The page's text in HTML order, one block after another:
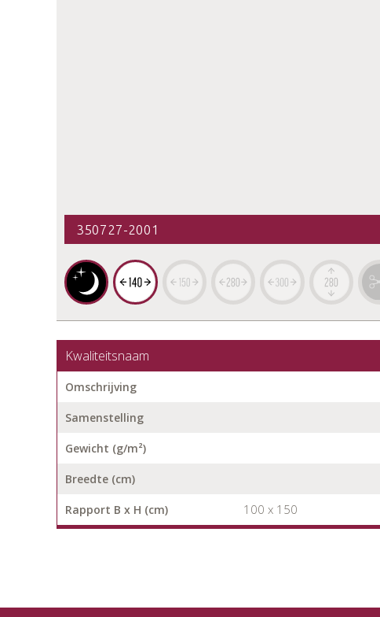
350727-2001
Kwaliteitsnaam
Omschrijving
Samenstelling
Gewicht (g/m²)
Breedte (cm)
Rapport B x H (cm) 100 x 150